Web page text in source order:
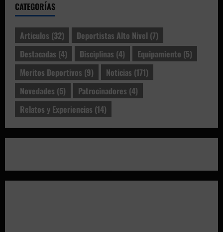
CATEGORÍAS
Articulos (32) Deportistas Alto Nivel (7)
Destacadas (4) Disciplinas (4) Equipamiento (5)
Meritos Deportivos (9) Noticias (171)
Novedades (5) Patrocinadores (4)
Relatos y Experiencias (14)